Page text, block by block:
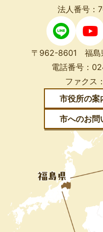
法人番号：
〒962-8601 福島
電話番号：
ファクス：
市役所の案
市へのお問